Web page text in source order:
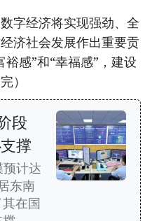
字经济将实现强劲、全
济社会发展作出重要贡
感”和“幸福感”，建设
）
段
撑
计达
东南
在国